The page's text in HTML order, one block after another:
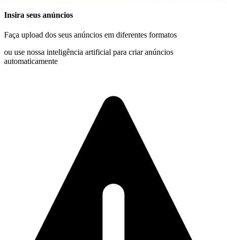
Insira seus anúncios
Faça upload dos seus anúncios em diferentes formatos
ou use nossa inteligência artificial para criar anúncios
automaticamente